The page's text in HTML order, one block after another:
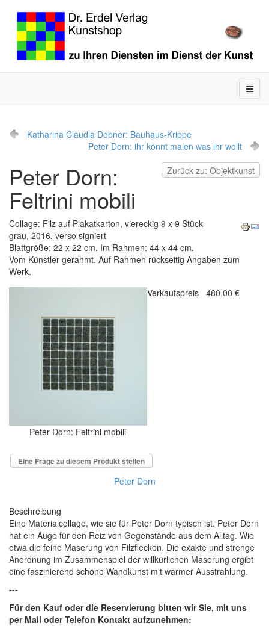
Katharina Claudia Dobner: Bauhaus-Krippe
Peter Dorn: ihr könnt malen was ihr wollt
Zurück zu: Objektkunst
Peter Dorn:
Feltrini mobili
Collage: Filz auf Plakatkarton, viereckig 9 x 9 Stück
grau, 2016, verso signiert
Blattgröße: 22 x 22 cm. Im Rahmen: 44 x 44 cm.
Vom Künstler gerahmt. Auf Rahmen rückseitig Angaben zum
Werk.
Peter Dorn: Feltrini mobili
Verkaufspreis 480,00 €
Eine Frage zu diesem Produkt stellen
Peter Dorn
Beschreibung
Eine Materialcollage, wie sie für Peter Dorn typisch ist. Peter Dorn
hat ein Auge für den Reiz von Gegenstände aus dem Alltag. Wie
etwa die feine Maserung von Filzflecken. Die exakte und strenge
Anordnung im Zusammenspiel der willkürlichen Maserung ergibt
eine faszinierend schöne Wandkunst mit warmer Ausstrahlung.
---
Für den Kauf oder die Reservierung bitten wir Sie, mit uns
per Mail oder Telefon Kontakt aufzunehmen: